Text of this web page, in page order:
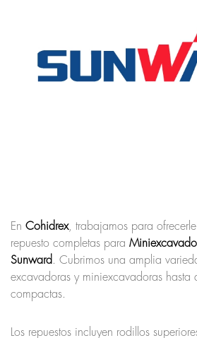
En Cohidrex, trabajamos para
repuesto completas para
Sunward. Cubrimos una amplia
excavadoras y miniexcavadoras hasta
compactas.
Los repuestos incluyen rodillos